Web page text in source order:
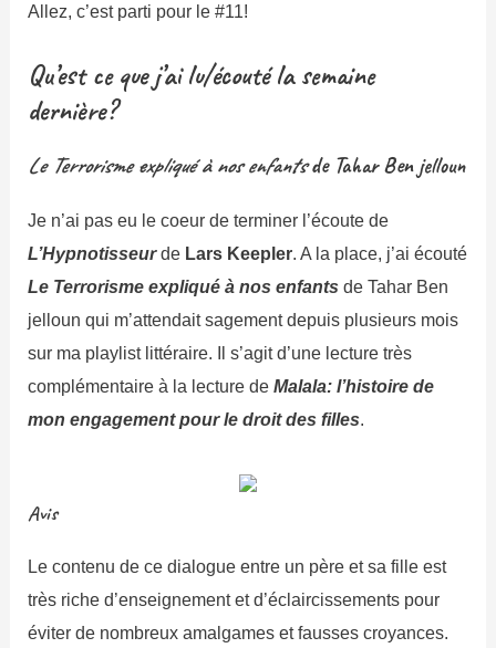
Allez, c’est parti pour le #11!
Qu’est ce que j’ai lu/écouté la semaine
dernière?
Le Terrorisme expliqué à nos enfantsde Tahar Ben jelloun
Je n’ai pas eu le coeur de terminer l’écoute de
L’Hypnotisseur de Lars Keepler. A la place, j’ai écouté
Le Terrorisme expliqué à nos enfants de Tahar Ben
jelloun qui m’attendait sagement depuis plusieurs mois
sur ma playlist littéraire. Il s’agit d’une lecture très
complémentaire à la lecture deMalala: l’histoire de
mon engagement pour le droit des filles.
Avis
Le contenu de ce dialogue entre un père et sa fille est
très riche d’enseignement et d’éclaircissements pour
éviter de nombreux amalgames et fausses croyances.